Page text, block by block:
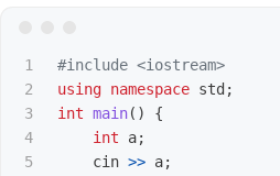
1
2
3
4
5
#include <iostream>
using namespace std ;
int main()
{
int
a;
cin >> a;